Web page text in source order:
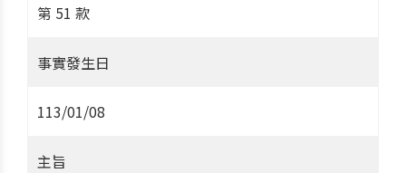
第 51 款
事實發生日
113/01/08
主旨